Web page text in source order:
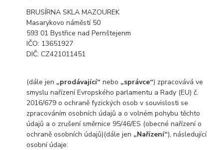
BRUSÍRNA SKLA MAZOUREK
Masarykovo náměstí 50
593 01 Bystřice nad Pernštejenm
IČO: 13651927
DIČ: CZ421011451
(dále jen „prodávající“ nebo „správce“) zpracovává ve
smyslu nařízení Evropského parlamentu a Rady (EU) č.
2016/679 o ochraně fyzických osob v souvislosti se
zpracováním osobních údajů a o volném pohybu těchto
údajů a o zrušení směrnice 95/46/ES (obecné nařízení o
ochraně osobních údajů)(dále jen „Nařízení“), následující
osobní údaje: